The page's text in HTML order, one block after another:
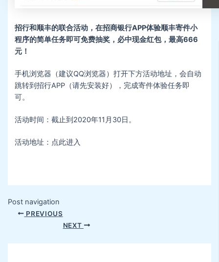
招行和顺丰的联合活动，在招商银行APP体验顺丰寄件小
程序的简单任务即可免费抽奖，必中现金红包，最高666
元！
手机浏览器（建议QQ浏览器）打开下方活动地址，会自动
跳转到招行APP（请先安装好），完成寄件体验任务即
可。
活动时间：截止到2020年11月30日。
活动地址：点此进入
Post navigation
PREVIOUS
NEXT